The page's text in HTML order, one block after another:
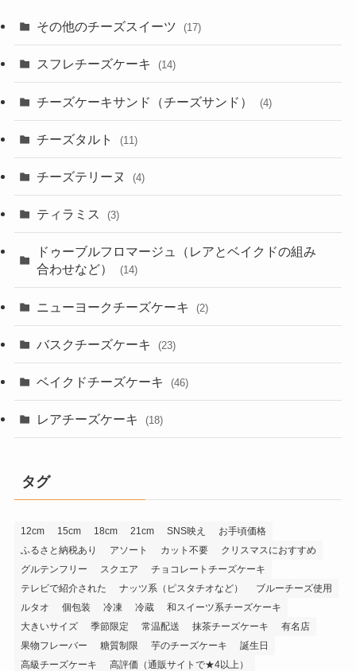
その他のチーズスイーツ (17)
スフレチーズケーキ (14)
チーズケーキサンド（チーズサンド） (4)
チーズタルト (11)
チーズテリーヌ (4)
ティラミス (3)
ドゥーブルフロマージュ（レアとベイクドの組み
合わせなど）
(14)
ニューヨークチーズケーキ (2)
バスクチーズケーキ (23)
ベイクドチーズケーキ (46)
レアチーズケーキ (18)
タグ
12cm 15cm 18cm 21cm SNS映え
お手頃価格
ふるさと納税あり
アソート カット不要
クリスマスにおすすめ
グルテンフリー
スクエア
チョコレートチーズケーキ
テレビで紹介された
ナッツ系（ピスタチオなど）
ブルーチーズ使用
ルタオ
個包装 冷凍 冷蔵
和スイーツ系チーズケーキ
大きいサイズ
季節限定 常温配送 抹茶チーズケーキ
有名店
果物フレーバー
糖質制限 芋のチーズケーキ
誕生日
高級チーズケーキ
高評価（通販サイトで★4以上）